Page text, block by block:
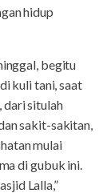
hidup
begitu
kuli tani, saat
dari situlah
sakit-sakitan,
mulai
di gubuk ini.
Lalla,”